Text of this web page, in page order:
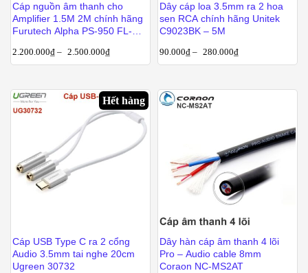
Cáp nguồn âm thanh cho
Amplifier 1.5M 2M chính hãng
Furutech Alpha PS-950 FL-
2.200.000₫ – 2.500.000₫
Dây cáp loa 3.5mm ra 2 hoa
sen RCA chính hãng Unitek
C9023BK – 5M
90.000₫ – 280.000₫
Hết hàng
Cáp USB Type C ra 2 cổng
Audio 3.5mm tai nghe 20cm
Ugreen 30732
Dây hàn cáp âm thanh 4 lõi
Pro – Audio cable 8mm
Coraon NC-MS2AT